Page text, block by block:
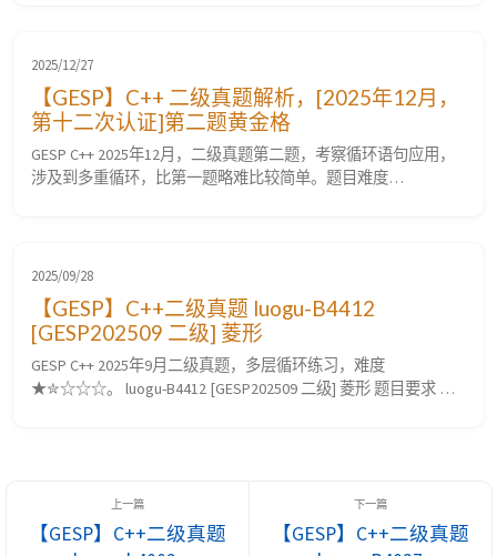
考试大纲知识点梳理, （1）计算机存储的...
2025/12/27
【GESP】C++ 二级真题解析，[2025年12月，
第十二次认证]第二题黄金格
GESP C++ 2025年12月，二级真题第二题，考察循环语句应用，
涉及到多重循环，比第一题略难比较简单。题目难度
\le x + r -...
2025/09/28
【GESP】C++二级真题 luogu-B4412
[GESP202509 二级] 菱形
GESP C++ 2025年9月二级真题，多层循环练习，难度
★✮☆☆☆。 luogu-B4412 [GESP202509 二级] 菱形 题目要求 题
【GESP】C++二级真题
【GESP】C++二级真题